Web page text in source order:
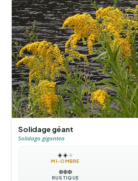
Solidage géant
Solidago gigantea
☀️☀️☀️
MI-OMBRE
❄️❄️❄️
RUSTIQUE